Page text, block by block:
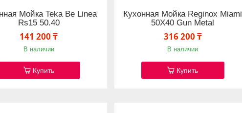
Мойка Teka Be Linea
Rs15 50.40
141 200 ₸
В наличии
Купить
Кухонная Мойка Reginox Miami
50X40 Gun Metal
316 200 ₸
В наличии
Купить